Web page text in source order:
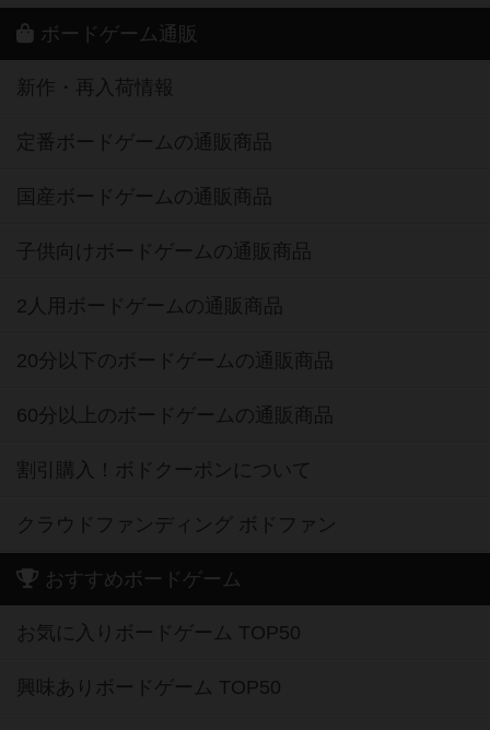
ボードゲーム通販
新作・再入荷情報
定番ボードゲームの通販商品
国産ボードゲームの通販商品
子供向けボードゲームの通販商品
2人用ボードゲームの通販商品
20分以下のボードゲームの通販商品
60分以上のボードゲームの通販商品
割引購入！ボドクーポンについて
クラウドファンディング ボドファン
おすすめボードゲーム
お気に入りボードゲーム TOP50
興味ありボードゲーム TOP50